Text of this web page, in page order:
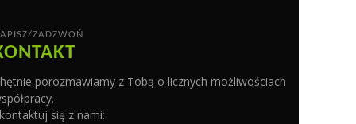
ZADZWOŃ
porozmawiamy z Tobą o licznych możliwościach
się z nami: